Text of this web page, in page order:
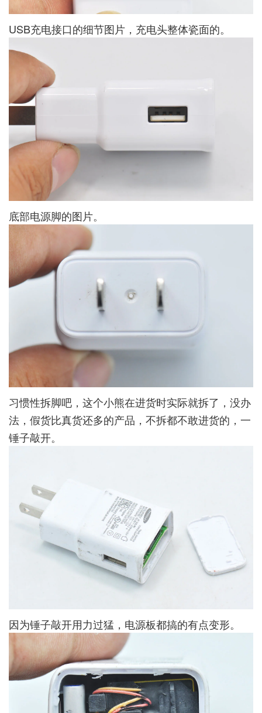
USB充电接口的细节图片，充电头整体瓷面的。
底部电源脚的图片。
习惯性拆脚吧，这个小熊在进货时实际就拆了，没办
法，假货比真货还多的产品，不拆都不敢进货的，一
锤子敲开。
因为锤子敲开用力过猛，电源板都搞的有点变形。